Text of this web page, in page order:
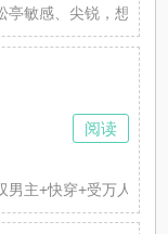
敏感、尖锐，想法
主+快穿+受万人迷+
阅读